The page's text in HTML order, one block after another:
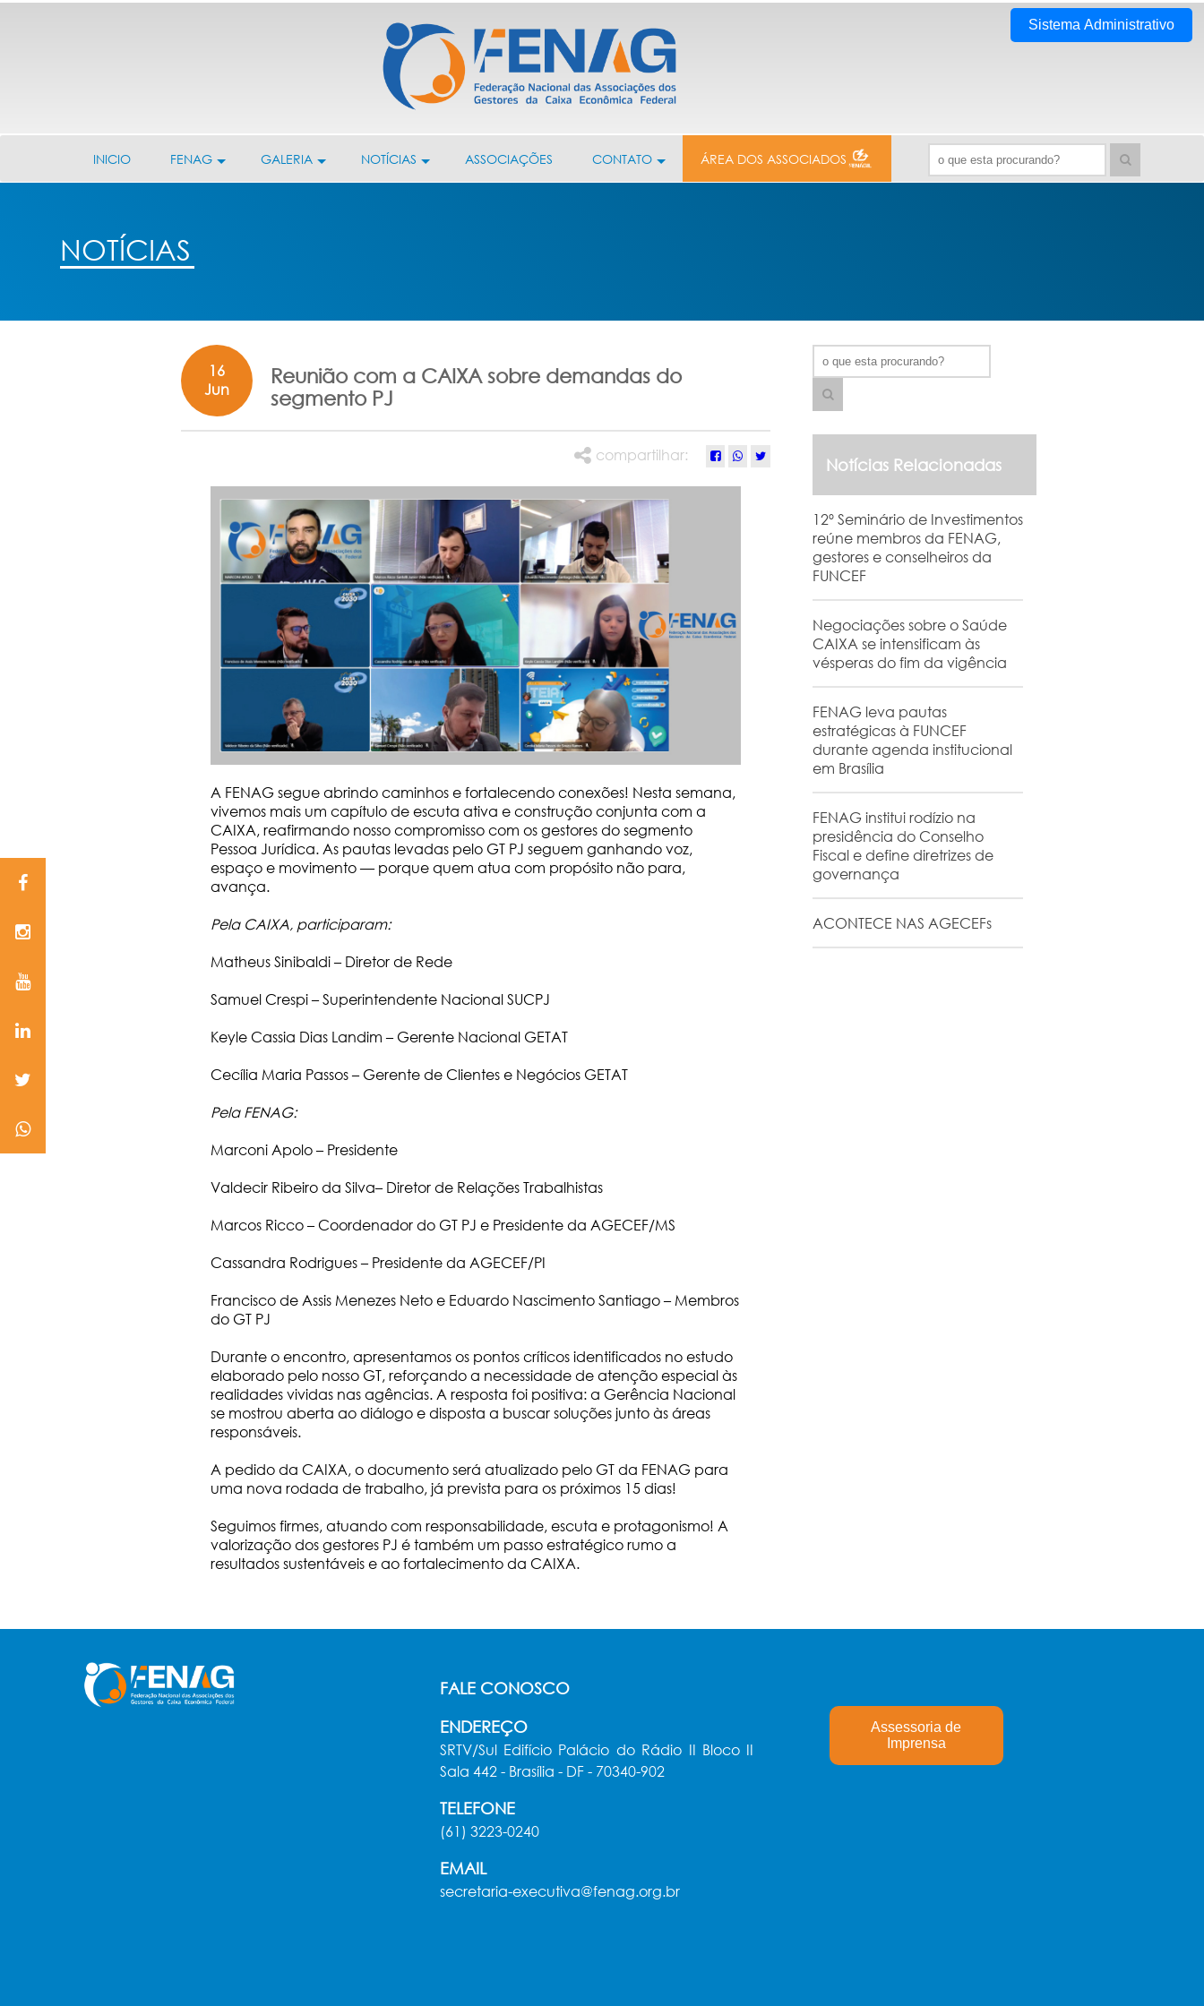
Sistema Administrativo
INICIO FENAG GALERIA NOTÍCIAS ASSOCIAÇÕES CONTATO ÁREA DOS ASSOCIADOS
NOTÍCIAS
16
Jun
Reunião com a CAIXA sobre demandas do
segmento PJ
compartilhar:
A FENAG segue abrindo caminhos e fortalecendo conexões! Nesta semana,
vivemos mais um capítulo de escuta ativa e construção conjunta com a
CAIXA, reafirmando nosso compromisso com os gestores do segmento
Pessoa Jurídica. As pautas levadas pelo GT PJ seguem ganhando voz,
espaço e movimento — porque quem atua com propósito não para,
avança.
Pela CAIXA, participaram:
Matheus Sinibaldi – Diretor de Rede
Samuel Crespi – Superintendente Nacional SUCPJ
Keyle Cassia Dias Landim – Gerente Nacional GETAT
Cecília Maria Passos – Gerente de Clientes e Negócios GETAT
Pela FENAG:
Marconi Apolo – Presidente
Valdecir Ribeiro da Silva– Diretor de Relações Trabalhistas
Marcos Ricco – Coordenador do GT PJ e Presidente da AGECEF/MS
Cassandra Rodrigues – Presidente da AGECEF/PI
Francisco de Assis Menezes Neto e Eduardo Nascimento Santiago – Membros
do GT PJ
Durante o encontro, apresentamos os pontos críticos identificados no estudo
elaborado pelo nosso GT, reforçando a necessidade de atenção especial às
realidades vividas nas agências. A resposta foi positiva: a Gerência Nacional
se mostrou aberta ao diálogo e disposta a buscar soluções junto às áreas
responsáveis.
A pedido da CAIXA, o documento será atualizado pelo GT da FENAG para
uma nova rodada de trabalho, já prevista para os próximos 15 dias!
Seguimos firmes, atuando com responsabilidade, escuta e protagonismo! A
valorização dos gestores PJ é também um passo estratégico rumo a
resultados sustentáveis e ao fortalecimento da CAIXA.
Notícias Relacionadas
12º Seminário de Investimentos
reúne membros da FENAG,
gestores e conselheiros da
FUNCEF
Negociações sobre o Saúde
CAIXA se intensificam às
vésperas do fim da vigência
FENAG leva pautas
estratégicas à FUNCEF
durante agenda institucional
em Brasília
FENAG institui rodízio na
presidência do Conselho
Fiscal e define diretrizes de
governança
ACONTECE NAS AGECEFs
FALE CONOSCO
ENDEREÇO
SRTV/Sul Edifício Palácio do Rádio II Bloco II
Sala 442 - Brasília - DF - 70340-902
TELEFONE
(61) 3223-0240
EMAIL
secretaria-executiva@fenag.org.br
Assessoria de
Imprensa